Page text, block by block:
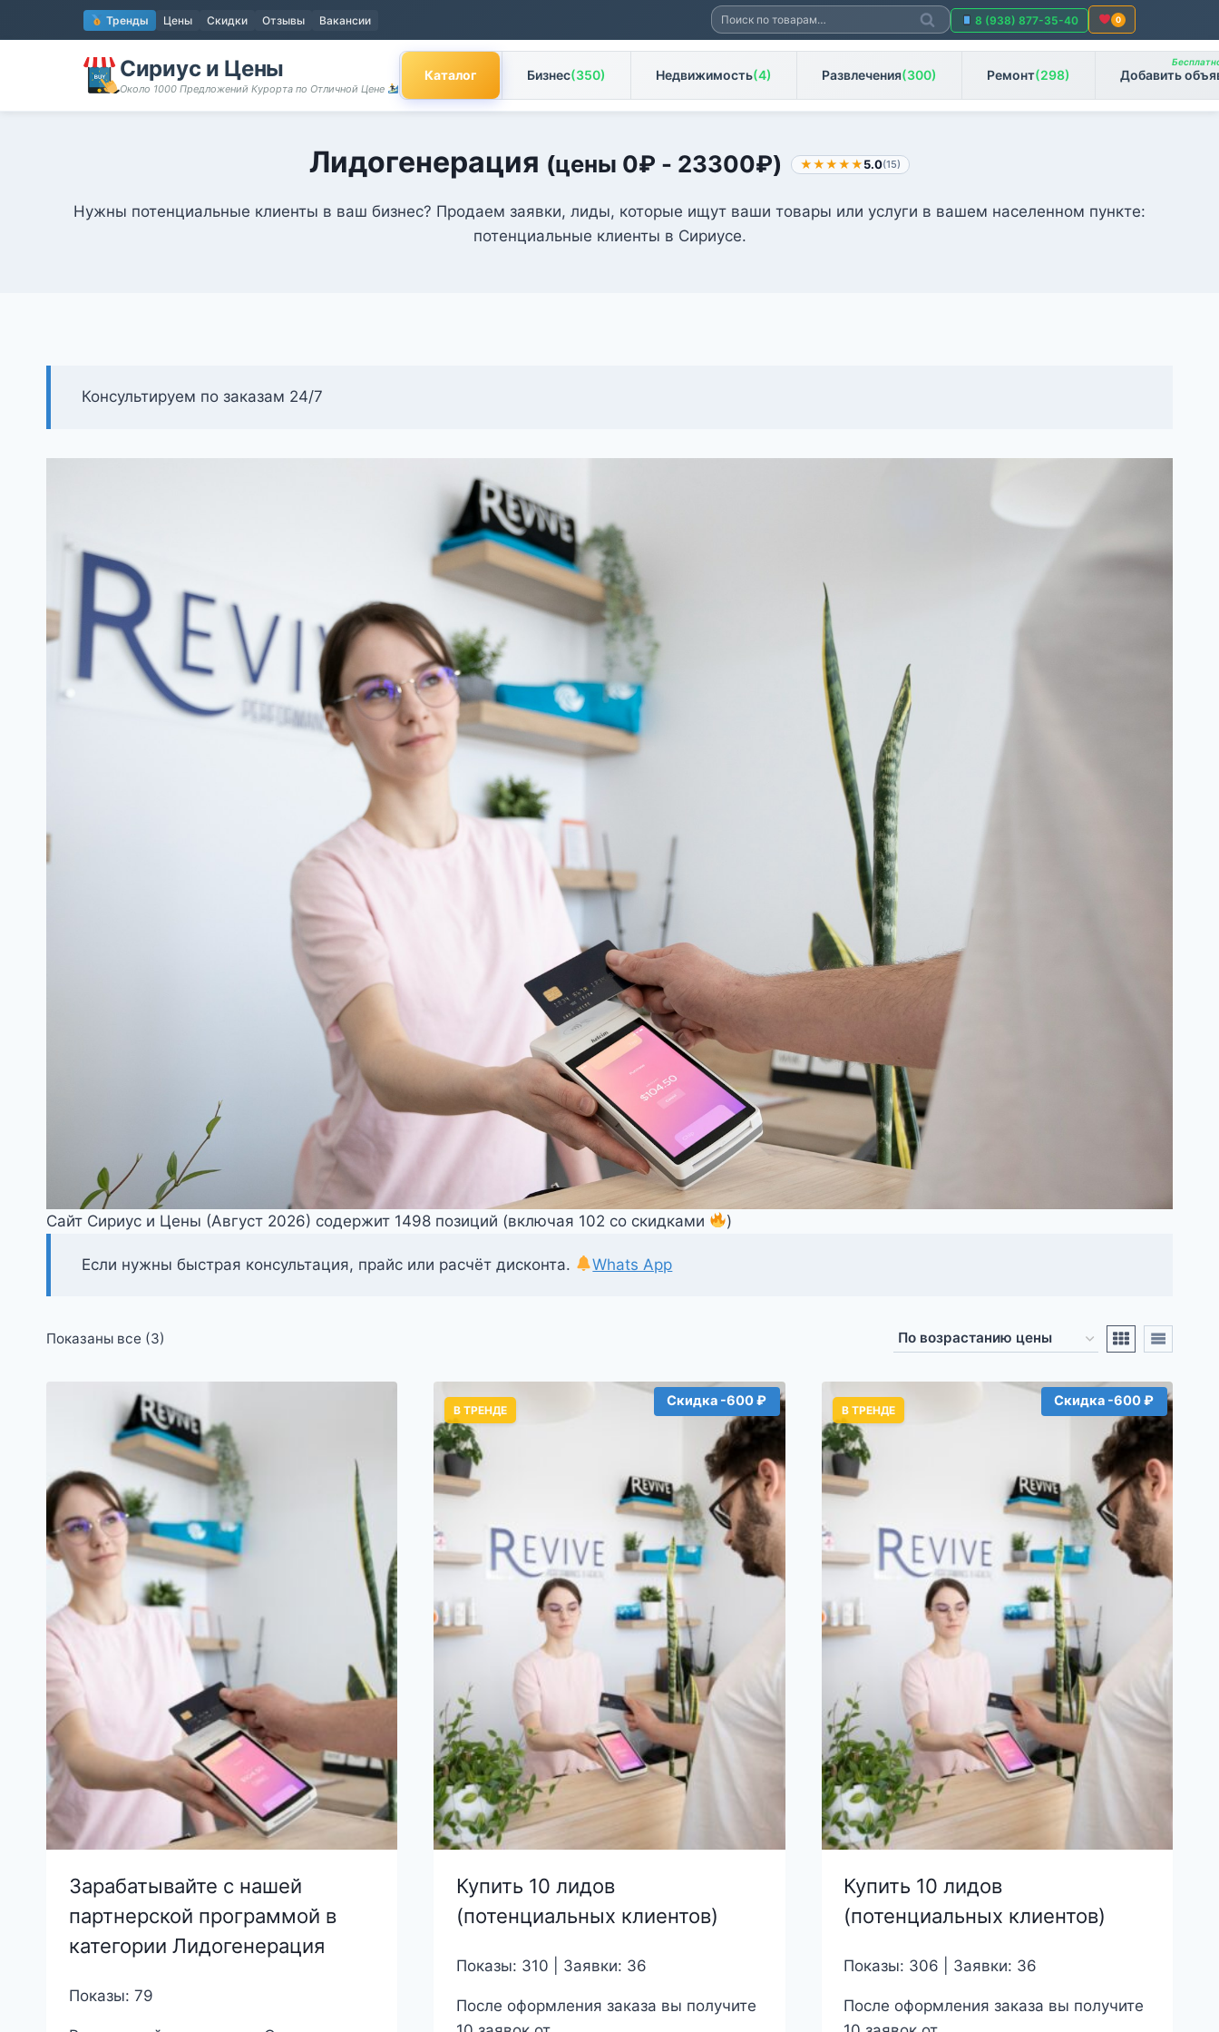
к
содержимому
Тренды Цены Скидки Отзывы Вакансии Искать:
Поиск
8 (938) 877-35-40 0
Сириус и Цены
Около 1000 Предложений Курорта по Отличной Цене
Каталог Бизнес(350) Недвижимость(4) Развлечения(300) Ремонт(298) Добавить
Лидогенерация (цены 0₽ - 23300₽) ★★★★★5.0(15)
Нужны потенциальные клиенты в ваш бизнес? Продаем заявки, лиды, которые ищут ваши товары или услуги в вашем населенном пункте:
потенциальные клиенты в Сириусе.
Консультируем по заказам 24/7
Сайт Сириус и Цены (Август 2026) содержит 1498 позиций (включая 102 со скидками )
Если нужны быстрая консультация, прайс или расчёт дисконта. Whats App
Показаны все (3)
Зарабатывайте с нашей
партнерской программой в
категории Лидогенерация
Показы: 79
Скидка -600 ₽
В ТРЕНДЕ
Купить 10 лидов
(потенциальных клиентов)
Показы: 310 | Заявки: 36
После оформления заказа вы получите
Скидка -600 ₽
В ТРЕНДЕ
Купить 10 лидов
(потенциальных клиентов)
Показы: 306 | Заявки: 36
После оформления заказа вы получите